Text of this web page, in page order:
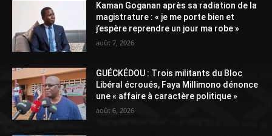
Kaman Goganan après sa radiation de la
magistrature : « je me porte bien et
j’espère reprendre un jour ma robe »
août 7, 2026
GUÉCKÉDOU : Trois militants du Bloc
Libéral écroués, Faya Millimono dénonce
une « affaire à caractère politique »
août 6, 2026